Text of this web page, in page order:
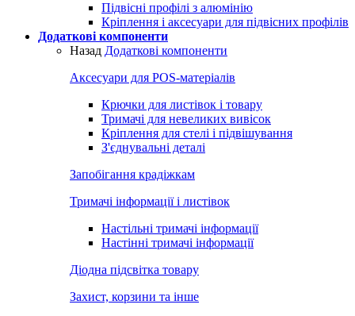
Підвісні профілі з алюмінію
Кріплення і аксесуари для підвісних профілів
Додаткові компоненти
Назад Додаткові компоненти
Аксесуари для POS-матеріалів
Крючки для листівок і товару
Тримачі для невеликих вивісок
Кріплення для стелі і підвішування
З'єднувальні деталі
Запобігання крадіжкам
Тримачі інформації і листівок
Настільні тримачі інформації
Настінні тримачі інформації
Діодна підсвітка товару
Захист, корзини та інше